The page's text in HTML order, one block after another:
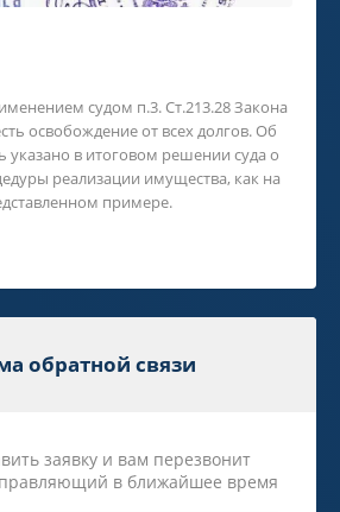
судом п.3. Ст.213.28 Закона
освобождение от всех долгов. Об
указано в итоговом решении суда о
реализации имущества, как на
примере.
обратной связи
заявку и вам перезвонит
в ближайшее время